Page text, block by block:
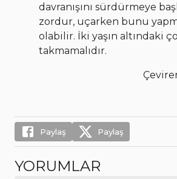
davranışını sürdürmeye
zordur, uçarken bunu
olabilir. İki yaşın altındaki
takmamalıdır.
Paylaş Paylaş
YORUMLAR